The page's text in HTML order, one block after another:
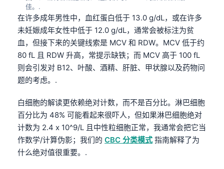
佳。.
在许多成年男性中，血红蛋白低于 13.0 g/dL，或在许多
未妊娠成年女性中低于 12.0 g/dL，通常会被标注为贫
血，但接下来的关键线索是 MCV 和 RDW。MCV 低于约
80 fL 且 RDW 升高，常提示缺铁；而 MCV 高于 100 fL
则会引发对 B12、叶酸、酒精、肝脏、甲状腺以及药物问
题的考虑。.
白细胞的解读更依赖绝对计数，而不是百分比。淋巴细胞
百分比为 48% 可能看起来很吓人，但如果淋巴细胞绝对
计数为 2.4 x 10^9/L 且中性粒细胞正常，我通常会把它当
作数学/计算伪影；我们的 CBC 分类模式 指南解释了为
什么绝对值很重要。.